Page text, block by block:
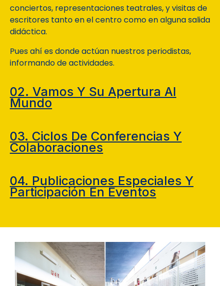
02. Vamos Y Su Apertura Al
Mundo
03. Ciclos De Conferencias Y
Colaboraciones
04. Publicaciones Especiales Y
Participación En Eventos
conciertos, representaciones teatrales, y visitas de
escritores tanto en el centro como en alguna salida
didáctica.
Pues ahí es donde actúan nuestros periodistas,
informando de actividades.